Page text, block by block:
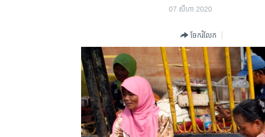
07 សីហា 2020
ចែករំលែក